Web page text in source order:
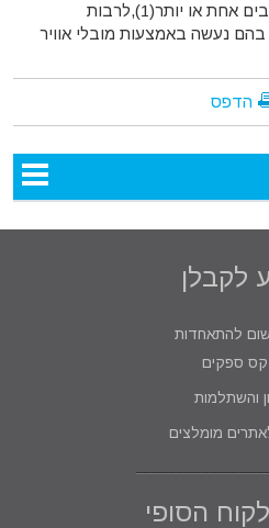
מזגני אוויר (להלן:מזגן (2)המורכבים אחת או יותר(1),לרבות
בהם נעשה באמצעות מובלי אוויר
הדפס
לקבלן
להתאחדות
ספקים
והשתלמות
מומלצים
הסופי